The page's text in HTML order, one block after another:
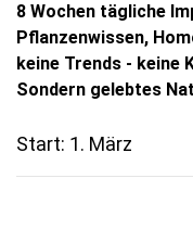
8 Wochen tägliche
Pflanzenwissen,
keine Trends - keine
Sondern gelebtes
Start: 1. März